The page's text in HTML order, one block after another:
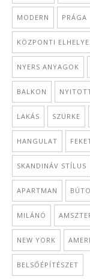
MODERN PRÁGA
KÖZPONTI
NYERS ANYAGOK
BALKON
LAKÁS SZÜRKE
HANGULAT
SKANDINÁV STÍLUS
APARTMAN
MILÁNÓ
NEW YORK
BELSŐÉPÍTÉSZET